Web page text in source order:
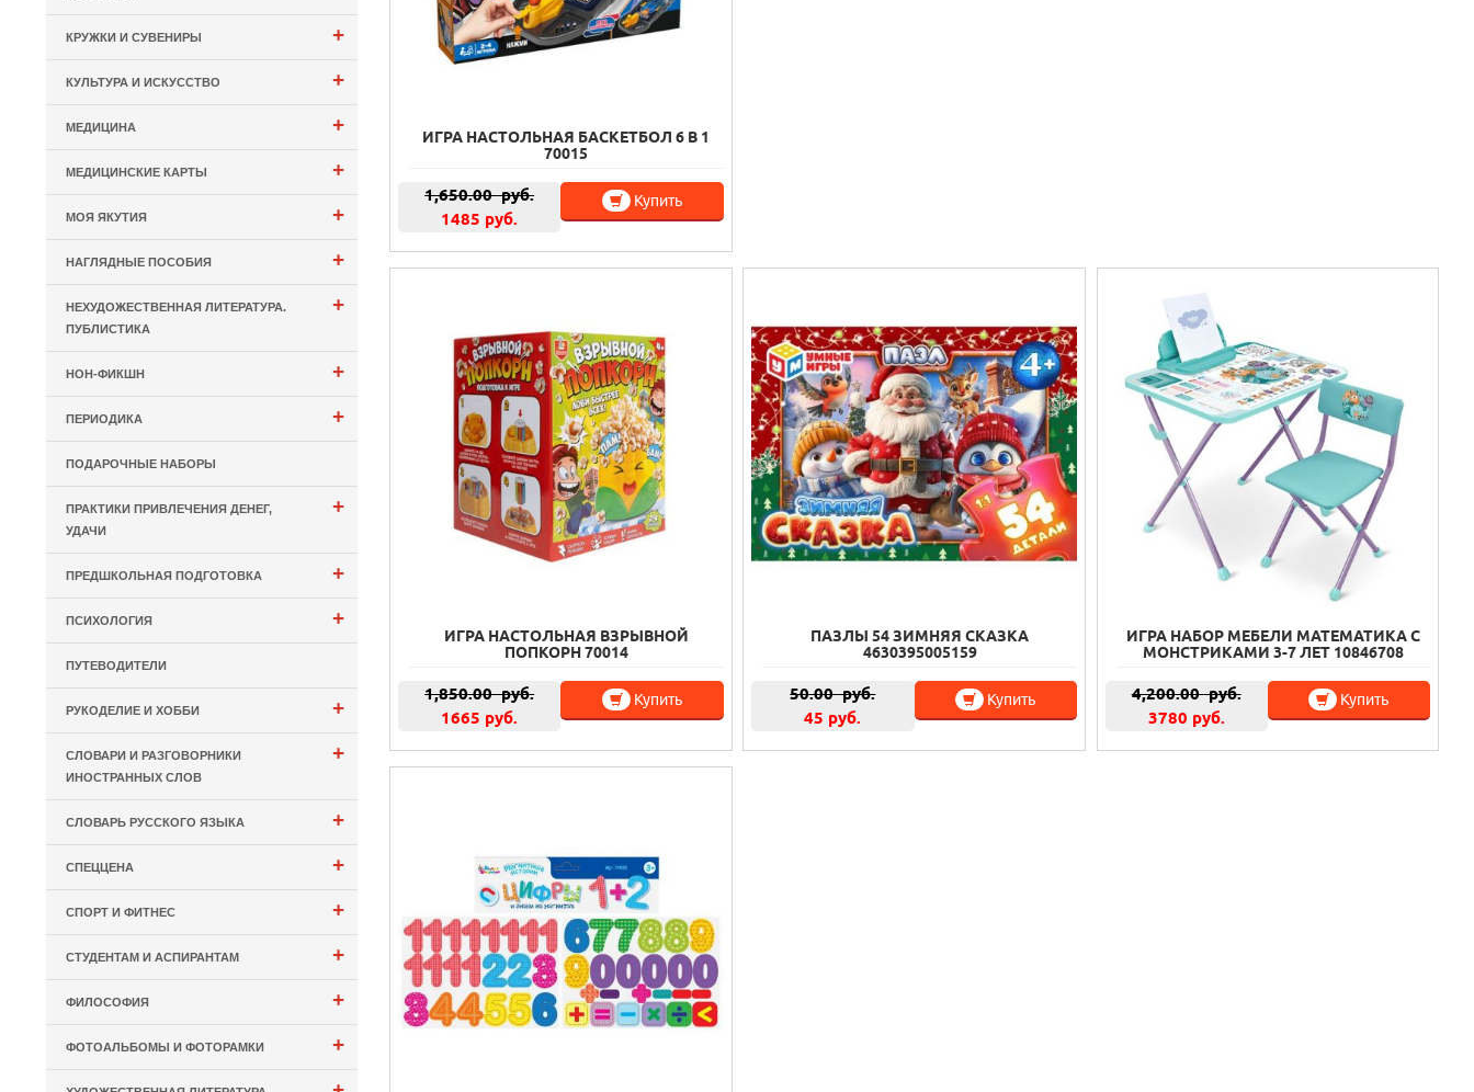
ИГРА НАСТОЛЬНАЯ БАСКЕТБОЛ 6 В 1
70015
1,650.00руб.
1485 руб.
Купить
ИГРА НАСТОЛЬНАЯ ВЗРЫВНОЙ
ПОПКОРН 70014
1,850.00руб.
1665 руб.
Купить
ПАЗЛЫ 54 ЗИМНЯЯ СКАЗКА
4630395005159
50.00руб.
45 руб.
Купить
ИГРА НАБОР МЕБЕЛИ МАТЕМАТИКА С
МОНСТРИКАМИ 3-7 ЛЕТ 10846708
4,200.00руб.
3780 руб.
Купить
+
КРУЖКИ И СУВЕНИРЫ
+
КУЛЬТУРА И ИСКУССТВО
+
МЕДИЦИНА
+
МЕДИЦИНСКИЕ КАРТЫ
+
МОЯ ЯКУТИЯ
+
НАГЛЯДНЫЕ ПОСОБИЯ
+
НЕХУДОЖЕСТВЕННАЯ ЛИТЕРАТУРА.
ПУБЛИСТИКА
+
НОН-ФИКШН
+
ПЕРИОДИКА
ПОДАРОЧНЫЕ НАБОРЫ
+
ПРАКТИКИ ПРИВЛЕЧЕНИЯ ДЕНЕГ,
УДАЧИ
+
ПРЕДШКОЛЬНАЯ ПОДГОТОВКА
+
ПСИХОЛОГИЯ
ПУТЕВОДИТЕЛИ
+
РУКОДЕЛИЕ И ХОББИ
+
СЛОВАРИ И РАЗГОВОРНИКИ
ИНОСТРАННЫХ СЛОВ
+
СЛОВАРЬ РУССКОГО ЯЗЫКА
+
СПЕЦЦЕНА
+
СПОРТ И ФИТНЕС
+
СТУДЕНТАМ И АСПИРАНТАМ
+
ФИЛОСОФИЯ
+
ФОТОАЛЬБОМЫ И ФОТОРАМКИ